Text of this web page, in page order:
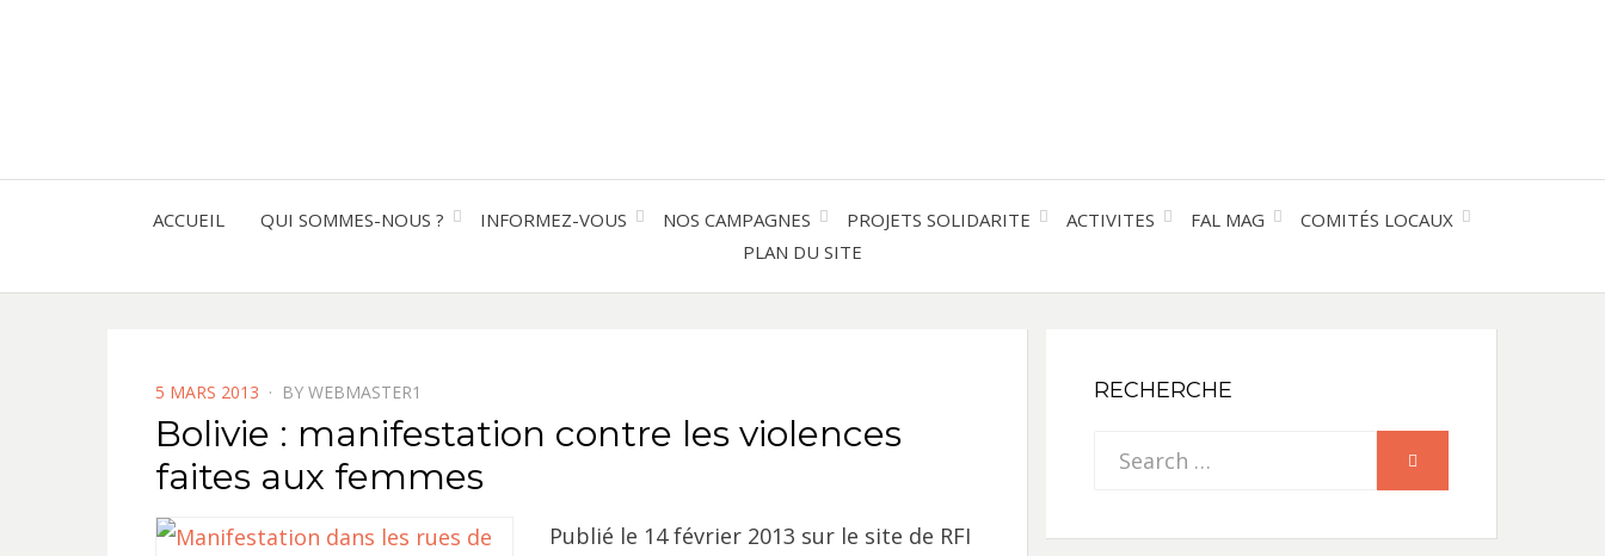
AMERIQUE
LATINE
ACCUEIL QUI SOMMES-NOUS ? INFORMEZ-VOUS NOS CAMPAGNES PROJETS SOLIDARITE ACTIVITES FAL MAG
COMITÉS LOCAUX
PLAN DU SITE
POSTED
ON
5 MARS 2013 BY WEBMASTER1
Bolivie : manifestation contre les violences
faites aux femmes
Publié le 14 février 2013 sur le site de RFI
RECHERCHE
Search